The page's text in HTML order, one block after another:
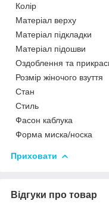
Колір
Матеріал верху
Матеріал підкладки
Матеріал підошви
Оздоблення та
Розмір жіночого взуття
Стан
Стиль
Фасон каблука
Форма миска/носка
Приховати
Відгуки про товар